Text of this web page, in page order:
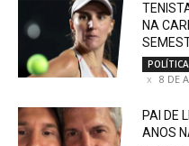
NA
POLÍTICA
8 DE
PAI DE
ANOS